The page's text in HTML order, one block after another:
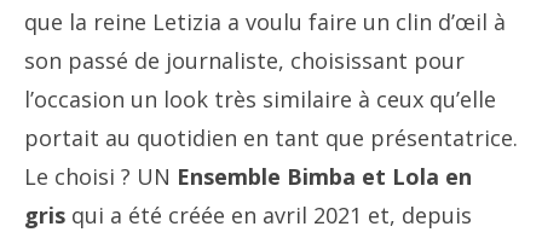
que la reine Letizia a voulu faire un clin d’œil à
son passé de journaliste, choisissant pour
l’occasion un look très similaire à ceux qu’elle
portait au quotidien en tant que présentatrice.
Le choisi ? UN Ensemble Bimba et Lola en
gris qui a été créée en avril 2021 et, depuis